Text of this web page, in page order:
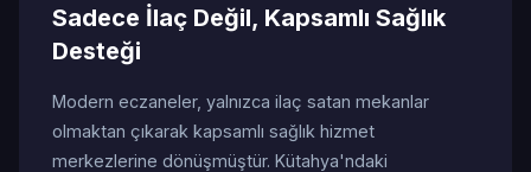
Sadece İlaç Değil, Kapsamlı Sağlık
Desteği
Modern eczaneler, yalnızca ilaç satan mekanlar
olmaktan çıkarak kapsamlı sağlık hizmet
merkezlerine dönüşmüştür. Kütahya'ndaki